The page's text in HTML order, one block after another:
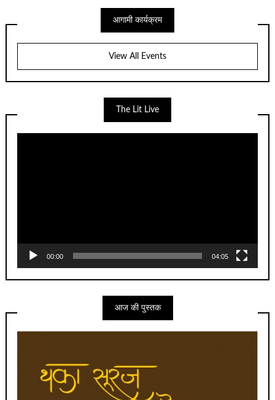
आगामी कार्यक्रम
View All Events
The Lit Live
00:00 04:05
आज की पुस्तक